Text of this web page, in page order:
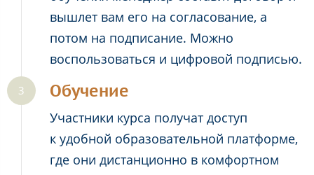
вышлет вам его на согласование, а
потом на подписание. Можно
воспользоваться и цифровой подписью.
Обучение
Участники курса получат доступ
к удобной образовательной платформе,
где они дистанционно в комфортном